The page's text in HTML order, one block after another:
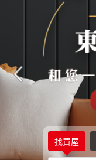
找買屋